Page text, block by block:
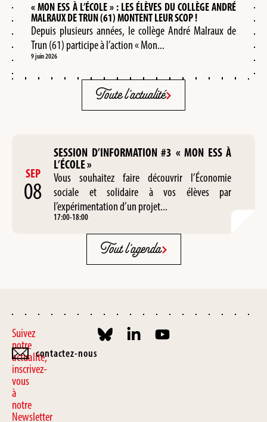
« MON ESS À L’ÉCOLE » : LES ÉLÈVES DU COLLÈGE ANDRÉ
MALRAUX DE TRUN (61) MONTENT LEUR SCOP !
Depuis plusieurs années, le collège André Malraux de
Trun (61) participe à l’action « Mon...
9 juin 2026
Toute l'actualité
SEP
08
SESSION D’INFORMATION #3 « MON ESS À
L’ÉCOLE »
Vous souhaitez faire découvrir l’Économie
sociale et solidaire à vos élèves par
l’expérimentation d’un projet...
17:00-18:00
Tout l'agenda
Suivez
notre
actualité,
inscrivez-
vous
à
notre
Newsletter
contactez-nous